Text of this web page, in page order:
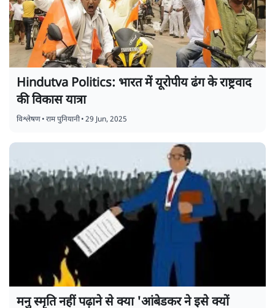
Hindutva Politics: भारत में यूरोपीय ढंग के राष्ट्रवाद
की विकास यात्रा
विश्लेषण•राम पुनियानी•29 Jun, 2025
मनु स्मृति नहीं पढ़ाने से क्या 'आंबेडकर ने इसे क्यों